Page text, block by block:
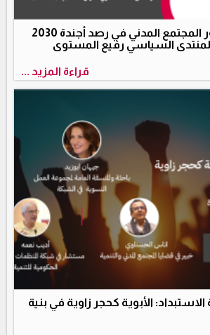
ويبينار: تعزيز دور المجتمع المدني في رصد أجندة 2030
السياسي رفيع المستوى
قراءة المزيد ...
الأبوية كحجر زاوية في بنية